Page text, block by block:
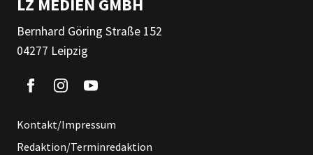
LZ MEDIEN GMBH
Bernhard Göring Straße 152
04277 Leipzig
Kontakt/Impressum
Redaktion/Terminredaktion